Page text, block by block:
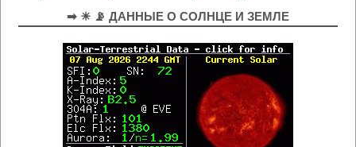
➡ ☀ 📡 ДАННЫЕ О СОЛНЦЕ И ЗЕМЛЕ